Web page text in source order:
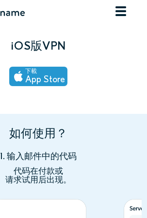
iOS版VPN
下載
App Store
如何使用？
1. 输入邮件中的代码
代码在付款或
请求试用后出现。